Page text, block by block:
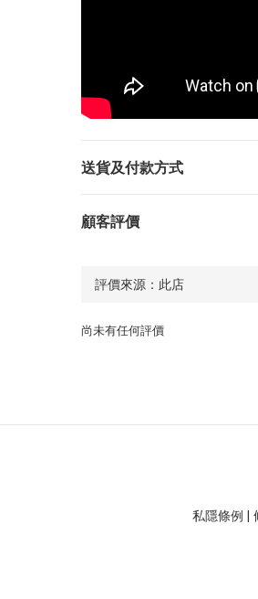
送貨及付款方式
顧客評價
尚未有任何評價
私隱條例 |